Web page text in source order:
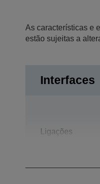
As características e
estão sujeitas a
Interfaces
Ligações